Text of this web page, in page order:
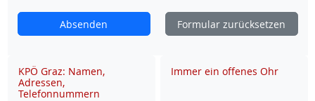
Absenden Formular zurücksetzen
KPÖ Graz: Namen,
Adressen,
Telefonnummern
Immer ein offenes Ohr